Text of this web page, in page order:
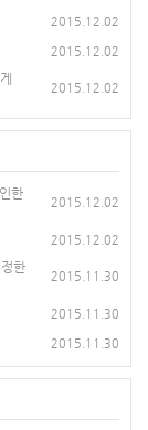
2015.12.02
2015.12.02
2015.12.02
한
2015.12.02
2015.12.02
한
2015.11.30
2015.11.30
2015.11.30